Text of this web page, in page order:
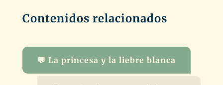
Contenidos relacionados
💬 La princesa y la liebre blanca